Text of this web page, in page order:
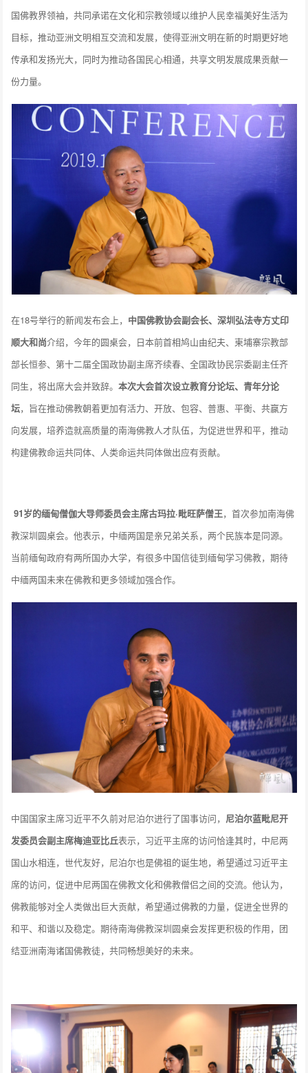
国佛教界领袖，共同承诺在文化和宗教领域以维护人民幸福美好生活为
目标，推动亚洲文明相互交流和发展，使得亚洲文明在新的时期更好地
传承和发扬光大，同时为推动各国民心相通，共享文明发展成果贡献一
份力量。
在18号举行的新闻发布会上， 中国佛教协会副会长、深圳弘法寺方丈印
顺大和尚介绍，今年的圆桌会，日本前首相鸠山由纪夫、柬埔寨宗教部
部长恒参、第十二届全国政协副主席齐续春、全国政协民宗委副主任齐
同生，将出席大会并致辞。本次大会首次设立教育分论坛、青年分论
坛，旨在推动佛教朝着更加有活力、开放、包容、普惠、平衡、共赢方
向发展，培养造就高质量的南海佛教人才队伍，为促进世界和平，推动
构建佛教命运共同体、人类命运共同体做出应有贡献。
91岁的缅甸僧伽大导师委员会主席古玛拉·毗旺萨僧王，首次参加南海佛
教深圳圆桌会。他表示，中缅两国是亲兄弟关系，两个民族本是同源。
当前缅甸政府有两所国办大学，有很多中国信徒到缅甸学习佛教，期待
中缅两国未来在佛教和更多领域加强合作。
中国国家主席习近平不久前对尼泊尔进行了国事访问， 尼泊尔蓝毗尼开
发委员会副主席梅迪亚比丘表示，习近平主席的访问恰逢其时，中尼两
国山水相连，世代友好，尼泊尔也是佛祖的诞生地，希望通过习近平主
席的访问，促进中尼两国在佛教文化和佛教僧侣之间的交流。他认为，
佛教能够对全人类做出巨大贡献，希望通过佛教的力量，促进全世界的
和平、和谐以及稳定。期待南海佛教深圳圆桌会发挥更积极的作用，团
结亚洲南海诸国佛教徒，共同畅想美好的未来。